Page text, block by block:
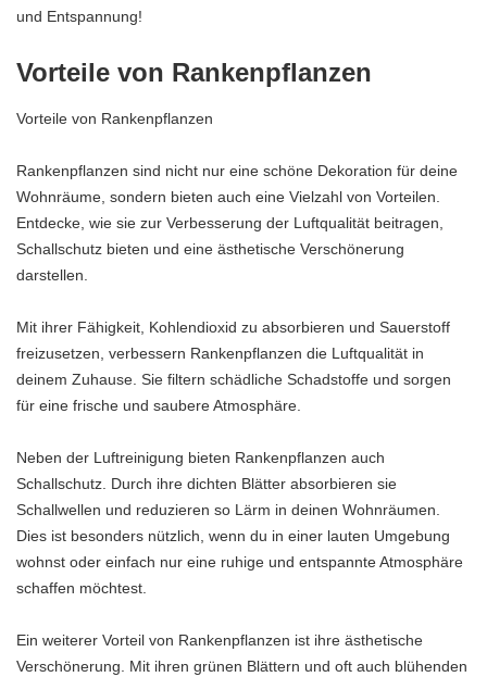
und Entspannung!
Vorteile von Rankenpflanzen
Vorteile von Rankenpflanzen
Rankenpflanzen sind nicht nur eine schöne Dekoration für deine
Wohnräume, sondern bieten auch eine Vielzahl von Vorteilen.
Entdecke, wie sie zur Verbesserung der Luftqualität beitragen,
Schallschutz bieten und eine ästhetische Verschönerung
darstellen.
Mit ihrer Fähigkeit, Kohlendioxid zu absorbieren und Sauerstoff
freizusetzen, verbessern Rankenpflanzen die Luftqualität in
deinem Zuhause. Sie filtern schädliche Schadstoffe und sorgen
für eine frische und saubere Atmosphäre.
Neben der Luftreinigung bieten Rankenpflanzen auch
Schallschutz. Durch ihre dichten Blätter absorbieren sie
Schallwellen und reduzieren so Lärm in deinen Wohnräumen.
Dies ist besonders nützlich, wenn du in einer lauten Umgebung
wohnst oder einfach nur eine ruhige und entspannte Atmosphäre
schaffen möchtest.
Ein weiterer Vorteil von Rankenpflanzen ist ihre ästhetische
Verschönerung. Mit ihren grünen Blättern und oft auch blühenden